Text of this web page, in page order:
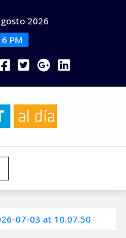
2026
PM
07-03 at 10.07.50